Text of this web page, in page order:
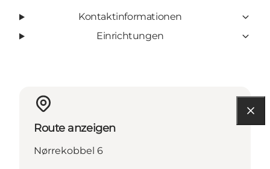
Kontaktinformationen
Einrichtungen
Route anzeigen
Nørrekobbel 6